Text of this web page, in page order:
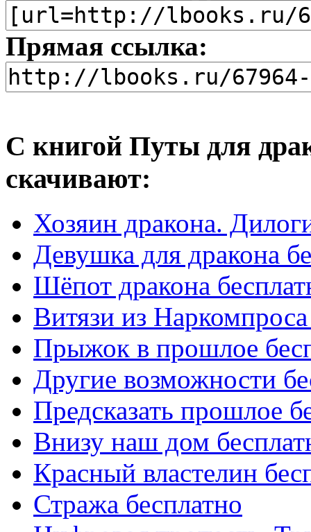
Прямая ссылка:
С книгой Путы для
скачивают:
Хозяин дракона.
Девушка для дракона
Шёпот дракона
Витязи из
Прыжок в прошлое
Другие возможности
Предсказать прошлое
Внизу наш дом
Красный властелин
Стража бесплатно